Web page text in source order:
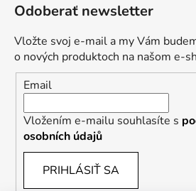
Odoberať newsletter
Vložte svoj e-mail a my Vám
o nových produktoch na našom e-
Email
Vložením e-mailu souhlasíte s
osobních údajů
PRIHLÁSIŤ SA